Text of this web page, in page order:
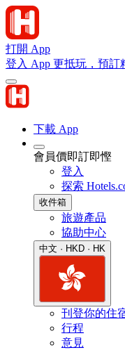
打開 App
登入 App 更抵玩，預訂
下載 App
會員價即訂即慳
登入
探索
收件箱
旅遊產品
協助中心
中文 · HKD · HK
刊登你的住
行程
意見